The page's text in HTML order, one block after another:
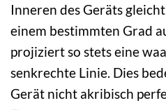
Inneren des Geräts
einem bestimmten Grad
projiziert so stets eine
senkrechte Linie. Dies
Gerät nicht akribisch